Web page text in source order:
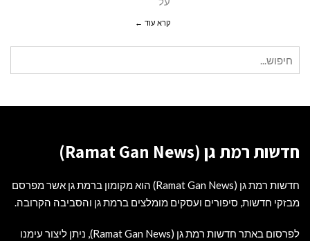
קרא עוד ←
עבור:
חדשות רמת גן (Ramat Gan News)
חדשות רמת גן (Ramat Gan News) הוא מקומון ברמת גן אשר מפרסם
מבזקי חדשות, סיפורים ועסקים מומלצים ברמת גן והסביבה הקרובה.
לפרסום באתר חדשות רמת גן (Ramat Gan News), ניתן ליצור עימנו